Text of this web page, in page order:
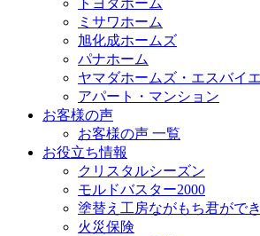
トヨタホーム
ミサワホーム
旭化成ホームズ
パナホーム
ヤマダホームズ・エスバイ
アパート・マンション
お客様の声
お客様の声 一覧
お役立ち情報
クリスタルシーズン
モルドバスター2000
塗替え工房ながもち君がで
火災保険